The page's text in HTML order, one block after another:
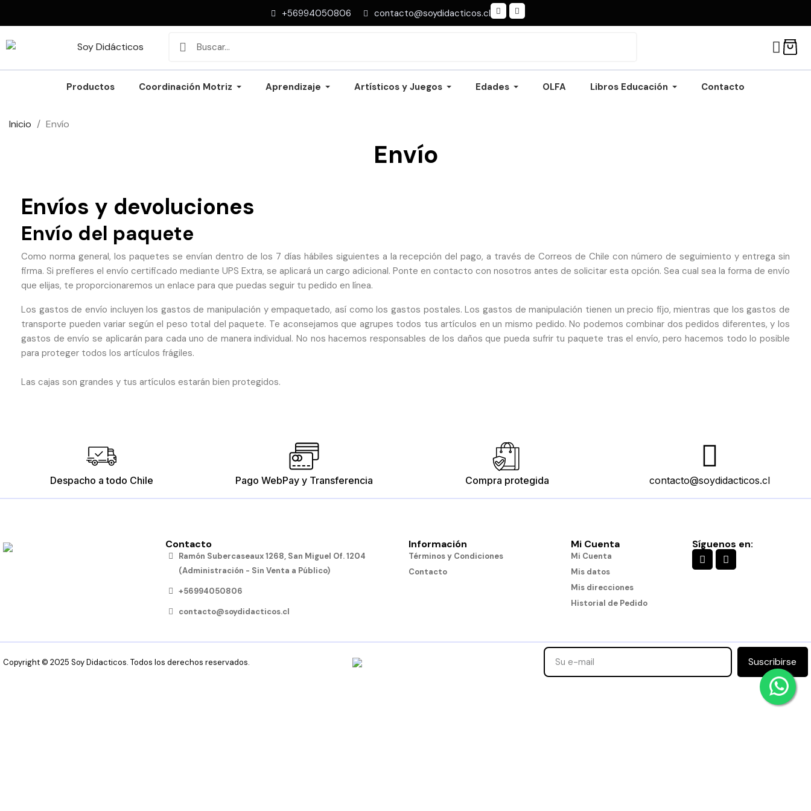
+56994050806 contacto@soydidacticos.cl
Productos Coordinación Motriz Aprendizaje Artísticos y Juegos Edades OLFA Libros Educación Contacto
Inicio Envío
Envío
Envíos y devoluciones
Envío del paquete
Como norma general, los paquetes se envían dentro de los 7 días hábiles siguientes a la recepción del pago, a través de Correos de Chile con número de seguimiento y entrega sin
firma. Si prefieres el envío certificado mediante UPS Extra, se aplicará un cargo adicional. Ponte en contacto con nosotros antes de solicitar esta opción. Sea cual sea la forma de envío
que elijas, te proporcionaremos un enlace para que puedas seguir tu pedido en línea.
Los gastos de envío incluyen los gastos de manipulación y empaquetado, así como los gastos postales. Los gastos de manipulación tienen un precio fijo, mientras que los gastos de
transporte pueden variar según el peso total del paquete. Te aconsejamos que agrupes todos tus artículos en un mismo pedido. No podemos combinar dos pedidos diferentes, y los
gastos de envío se aplicarán para cada uno de manera individual. No nos hacemos responsables de los daños que pueda sufrir tu paquete tras el envío, pero hacemos todo lo posible
para proteger todos los artículos frágiles.
Las cajas son grandes y tus artículos estarán bien protegidos.
Despacho a todo Chile Pago WebPay y Transferencia Compra protegida contacto@soydidacticos.cl
Contacto
Ramón Subercaseaux 1268, San Miguel Of. 1204
(Administración - Sin Venta a Público)
+56994050806
contacto@soydidacticos.cl
Información
Términos y Condiciones
Contacto
Mi Cuenta
Mi Cuenta
Mis datos
Mis direcciones
Historial de Pedido
Síguenos en:
Copyright © 2025 Soy Didacticos. Todos los derechos reservados. Suscribirse